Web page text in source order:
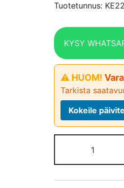
Tuotetunnus:
KYSY
⚠ HUOM!
Tarkista
Kokeile
7 *EV